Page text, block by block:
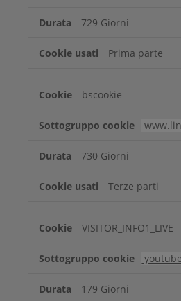
729 Giorni
Prima parte
bscookie
730 Giorni
Terze parti
VISITOR_INFO1_LIVE
179 Giorni